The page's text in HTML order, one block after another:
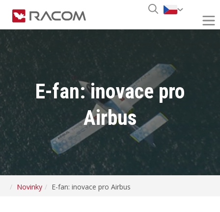
E-fan: inovace pro
Airbus
Novinky E-fan: inovace pro Airbus